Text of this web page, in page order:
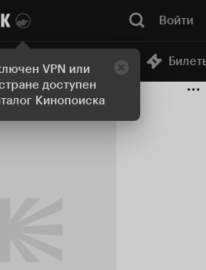
VPN или
доступен
Кинопоиска
Войти
Онлайн-кинотеатр